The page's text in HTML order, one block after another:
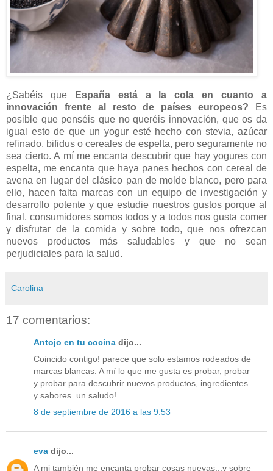
¿Sabéis que
España está a la cola en cuanto a
innovación frente al resto de países europeos? Es
posible que penséis que no queréis innovación, que os da
igual esto de que un yogur esté hecho con stevia, azúcar
refinado, bifidus o cereales de espelta, pero seguramente no
sea cierto. A mí me encanta descubrir que hay yogures con
espelta, me encanta que haya panes hechos con cereal de
avena en lugar del clásico pan de molde blanco, pero para
ello, hacen falta marcas con un equipo de investigación y
desarrollo potente y que estudie nuestros gustos porque al
final, consumidores somos todos y a todos nos gusta comer
y disfrutar de la comida y sobre todo, que nos ofrezcan
nuevos productos más saludables y que no sean
perjudiciales para la salud.
Carolina
17 comentarios:
Antojo en tu cocina dijo...
Coincido contigo! parece que solo estamos rodeados de
marcas blancas. A mí lo que me gusta es probar, probar
y probar para descubrir nuevos productos, ingredientes
y sabores. un saludo!
8 de septiembre de 2016 a las 9:53
eva dijo...
A mi también me encanta probar cosas nuevas...y sobre